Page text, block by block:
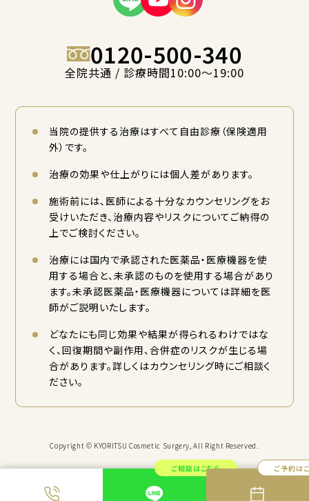
ご相談はこちら ご予約は
0120-500-340
全院共通 / 診療時間10:00〜19:00
当院の提供する治療はすべて自由診療（保険適用
外）です。
治療の効果や仕上がりには個人差があります。
施術前には、医師による十分なカウンセリングをお
受けいただき、治療内容やリスクについてご納得の
上でご検討ください。
治療には国内で承認された医薬品・医療機器を使
用する場合と、未承認のものを使用する場合があり
ます。未承認医薬品・医療機器については詳細を医
師がご説明いたします。
どなたにも同じ効果や結果が得られるわけではな
く、回復期間や副作用、合併症のリスクが生じる場
合があります。詳しくはカウンセリング時にご相談く
ださい。
Copyright © KYORITSU Cosmetic Surgery, All Right Reserved.